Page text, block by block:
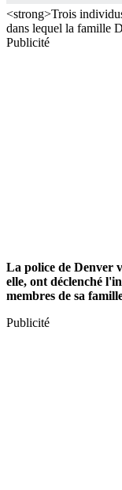
<strong>Trois
dans lequel la famille
Publicité
La police de Denver
elle, ont déclenché
membres de sa
Publicité